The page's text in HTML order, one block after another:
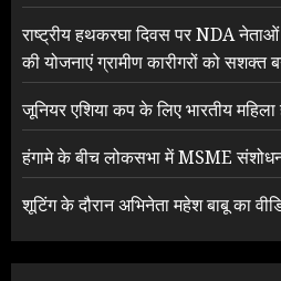
राष्ट्रीय हथकरघा दिवस पर NDA
की योजनाएं ग्रामीण कारीगरों को सशक्त
जूनियर एशिया कप के लिए भारतीय महिला
हंगामे के बीच लोकसभा में MSME
शूटिंग के दौरान अभिनेता महेश बाबू का